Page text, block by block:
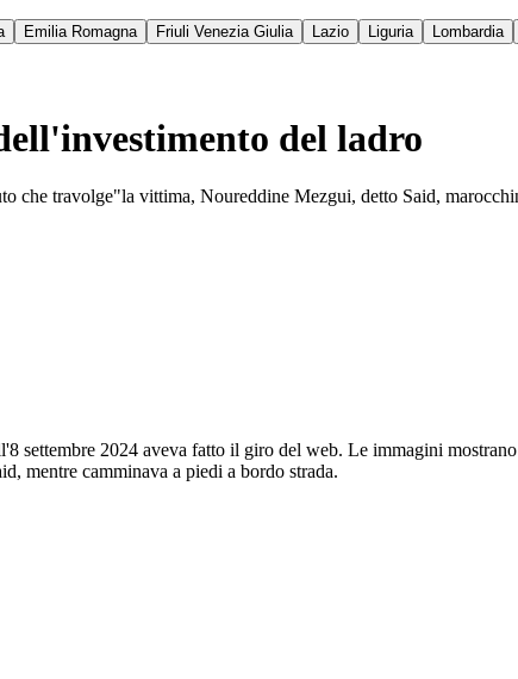
Emilia Romagna Friuli Venezia Giulia Lazio Liguria Lombardia
del ladro
che travolge"la vittima, Noureddine Mezgui, detto Said,
settembre 2024 aveva fatto il giro del web. Le immagini
mentre camminava a piedi a bordo strada.